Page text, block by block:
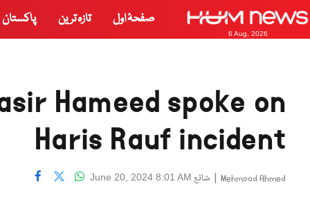
6 Aug, 2026
صفحۂ اول تازہ ترین پاکستان
Hameed spoke on
Haris Rauf incident
Mehmood Ahmed
| شائع June 20, 2024 8:01 AM